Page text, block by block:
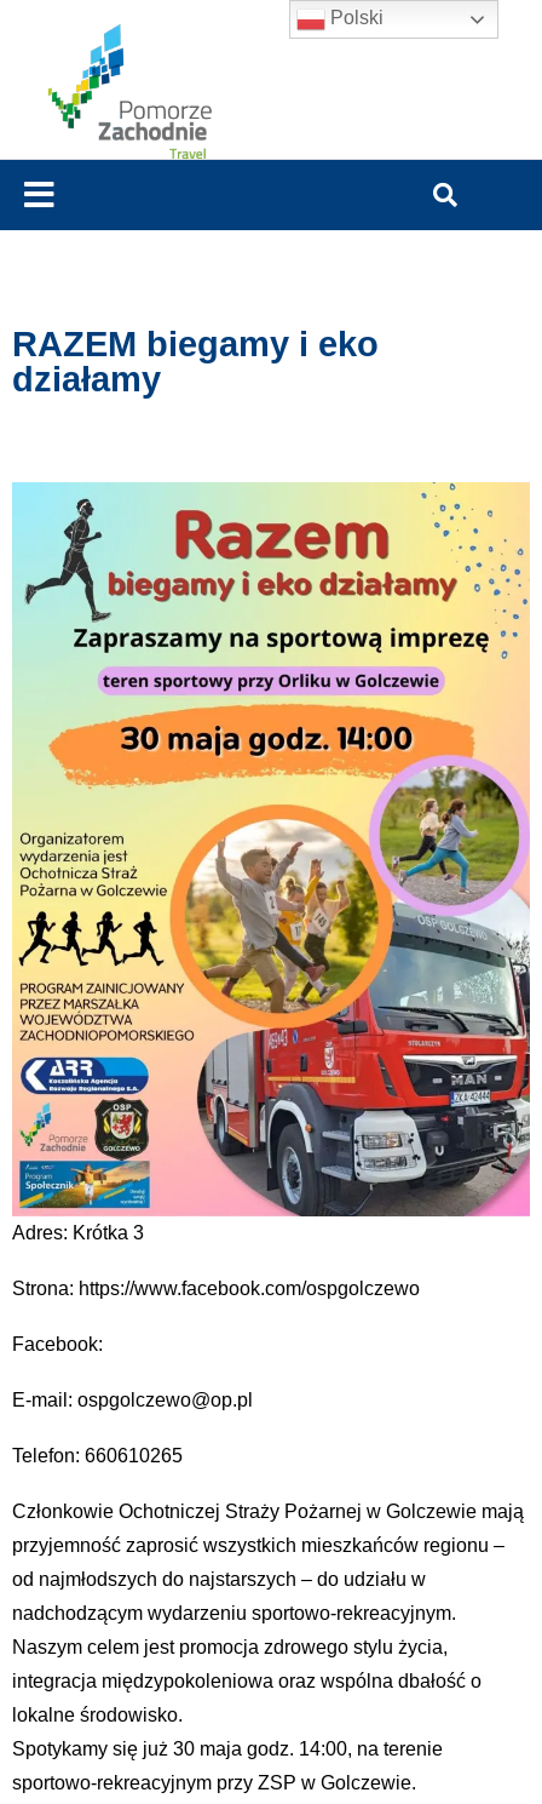
RAZEM biegamy i eko
działamy
Adres: Krótka 3
Strona: https://www.facebook.com/ospgolczewo
Facebook:
E-mail: ospgolczewo@op.pl
Telefon: 660610265
Członkowie Ochotniczej Straży Pożarnej w Golczewie mają
przyjemność zaprosić wszystkich mieszkańców regionu –
od najmłodszych do najstarszych – do udziału w
nadchodzącym wydarzeniu sportowo-rekreacyjnym.
Naszym celem jest promocja zdrowego stylu życia,
integracja międzypokoleniowa oraz wspólna dbałość o
lokalne środowisko.
Spotykamy się już 30 maja godz. 14:00, na terenie
sportowo-rekreacyjnym przy ZSP w Golczewie.
Polski